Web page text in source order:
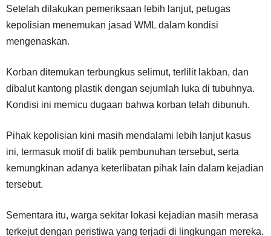
Setelah dilakukan pemeriksaan lebih lanjut, petugas
kepolisian menemukan jasad WML dalam kondisi
mengenaskan.
Korban ditemukan terbungkus selimut, terlilit lakban, dan
dibalut kantong plastik dengan sejumlah luka di tubuhnya.
Kondisi ini memicu dugaan bahwa korban telah dibunuh.
Pihak kepolisian kini masih mendalami lebih lanjut kasus
ini, termasuk motif di balik pembunuhan tersebut, serta
kemungkinan adanya keterlibatan pihak lain dalam kejadian
tersebut.
Sementara itu, warga sekitar lokasi kejadian masih merasa
terkejut dengan peristiwa yang terjadi di lingkungan mereka.